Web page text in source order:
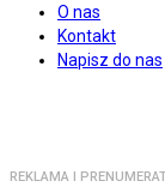
O nas
Kontakt
Napisz do nas
REKLAMA I